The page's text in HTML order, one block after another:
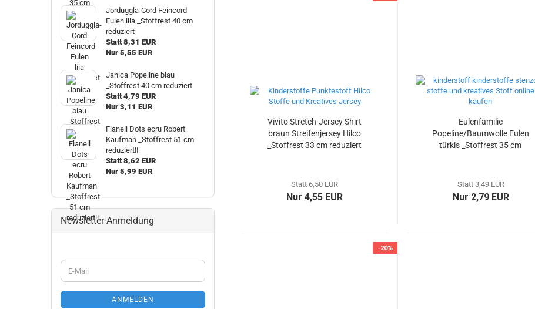
Vivito Stretch-Jersey Shirt
braun Streifenjersey Hilco
_Stoffrest 33 cm reduziert
Statt 6,50 EUR
Nur 4,55 EUR
Eulenfamilie
Popeline/Baumwolle Eulen
türkis _Stoffrest 35 cm
Statt 3,49 EUR
Nur 2,79 EUR
-20%
Jorduggla-Cord Feincord
Eulen lila _Stoffrest 40 cm
reduziert
Statt 8,31 EUR
Nur 5,55 EUR
Janica Popeline blau
_Stoffrest 40 cm reduziert
Statt 4,79 EUR
Nur 3,11 EUR
Flanell Dots ecru Robert
Kaufman _Stoffrest 51 cm
reduziert!!
Statt 8,62 EUR
Nur 5,99 EUR
Newsletter-Anmeldung
WEITER
ZUR
ANMELDUNG
E-
Mail
ANMELDEN